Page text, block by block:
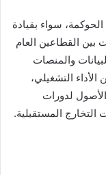
سواء بقيادة
بين القطاعين العام
والمنصات
التشغيلي،
الأصول لدورات
التخارج المستقبلية.